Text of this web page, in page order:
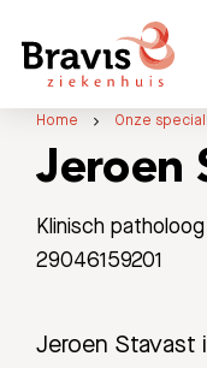
Home Onze
Jeroen
Klinisch patholoog
29046159201
Jeroen Stavast